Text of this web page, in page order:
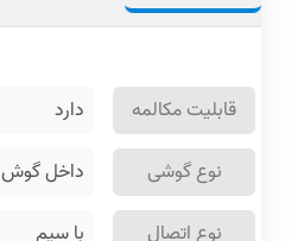
قابلیت مکالمه
دارد
نوع گوشی
داخل گوش
نوع اتصال
با سیم